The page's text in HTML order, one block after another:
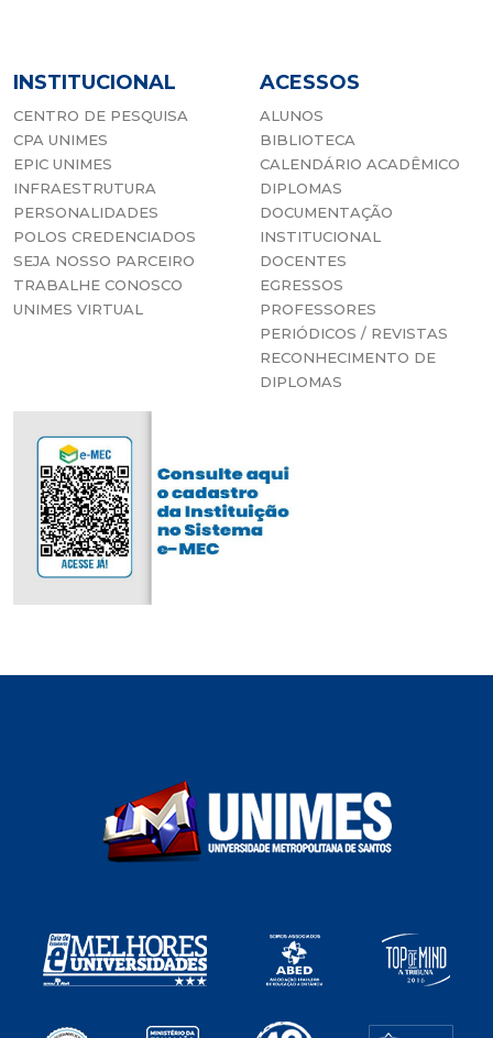
INSTITUCIONAL
CENTRO DE PESQUISA
CPA UNIMES
EPIC UNIMES
INFRAESTRUTURA
PERSONALIDADES
POLOS CREDENCIADOS
SEJA NOSSO PARCEIRO
TRABALHE CONOSCO
UNIMES VIRTUAL
ACESSOS
ALUNOS
BIBLIOTECA
CALENDÁRIO ACADÊMICO
DIPLOMAS
DOCUMENTAÇÃO
INSTITUCIONAL
DOCENTES
EGRESSOS
PROFESSORES
PERIÓDICOS / REVISTAS
RECONHECIMENTO DE
DIPLOMAS